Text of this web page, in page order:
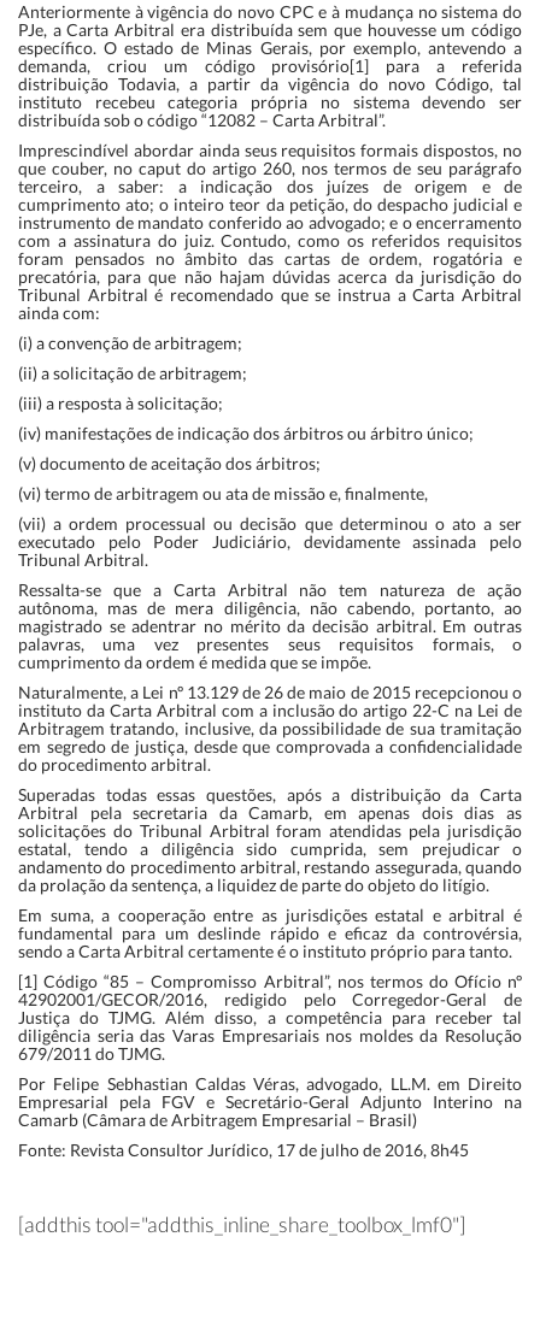
Anteriormente à vigência do novo CPC e à mudança no sistema do
PJe, a Carta Arbitral era distribuída sem que houvesse um código
específico. O estado de Minas Gerais, por exemplo, antevendo a
demanda, criou um código provisório[1] para a referida
distribuição Todavia, a partir da vigência do novo Código, tal
instituto recebeu categoria própria no sistema devendo ser
distribuída sob o código “12082 – Carta Arbitral”.
Imprescindível abordar ainda seus requisitos formais dispostos, no
que couber, no caput do artigo 260, nos termos de seu parágrafo
terceiro, a saber: a indicação dos juízes de origem e de
cumprimento ato; o inteiro teor da petição, do despacho judicial e
instrumento de mandato conferido ao advogado; e o encerramento
com a assinatura do juiz. Contudo, como os referidos requisitos
foram pensados no âmbito das cartas de ordem, rogatória e
precatória, para que não hajam dúvidas acerca da jurisdição do
Tribunal Arbitral é recomendado que se instrua a Carta Arbitral
ainda com:
(i) a convenção de arbitragem;
(ii) a solicitação de arbitragem;
(iii) a resposta à solicitação;
(iv) manifestações de indicação dos árbitros ou árbitro único;
(v) documento de aceitação dos árbitros;
(vi) termo de arbitragem ou ata de missão e, finalmente,
(vii) a ordem processual ou decisão que determinou o ato a ser
executado pelo Poder Judiciário, devidamente assinada pelo
Tribunal Arbitral.
Ressalta-se que a Carta Arbitral não tem natureza de ação
autônoma, mas de mera diligência, não cabendo, portanto, ao
magistrado se adentrar no mérito da decisão arbitral. Em outras
palavras, uma vez presentes seus requisitos formais, o
cumprimento da ordem é medida que se impõe.
Naturalmente, a Lei nº 13.129 de 26 de maio de 2015 recepcionou o
instituto da Carta Arbitral com a inclusão do artigo 22-C na Lei de
Arbitragem tratando, inclusive, da possibilidade de sua tramitação
em segredo de justiça, desde que comprovada a confidencialidade
do procedimento arbitral.
Superadas todas essas questões, após a distribuição da Carta
Arbitral pela secretaria da Camarb, em apenas dois dias as
solicitações do Tribunal Arbitral foram atendidas pela jurisdição
estatal, tendo a diligência sido cumprida, sem prejudicar o
andamento do procedimento arbitral, restando assegurada, quando
da prolação da sentença, a liquidez de parte do objeto do litígio.
Em suma, a cooperação entre as jurisdições estatal e arbitral é
fundamental para um deslinde rápido e eficaz da controvérsia,
sendo a Carta Arbitral certamente é o instituto próprio para tanto.
[1] Código “85 – Compromisso Arbitral”, nos termos do Ofício nº
42902001/GECOR/2016, redigido pelo Corregedor-Geral de
Justiça do TJMG. Além disso, a competência para receber tal
diligência seria das Varas Empresariais nos moldes da Resolução
679/2011 do TJMG.
Por Felipe Sebhastian Caldas Véras, advogado, LL.M. em Direito
Empresarial pela FGV e Secretário-Geral Adjunto Interino na
Camarb (Câmara de Arbitragem Empresarial – Brasil)
Fonte: Revista Consultor Jurídico, 17 de julho de 2016, 8h45
[addthis tool="addthis_inline_share_toolbox_lmf0"]